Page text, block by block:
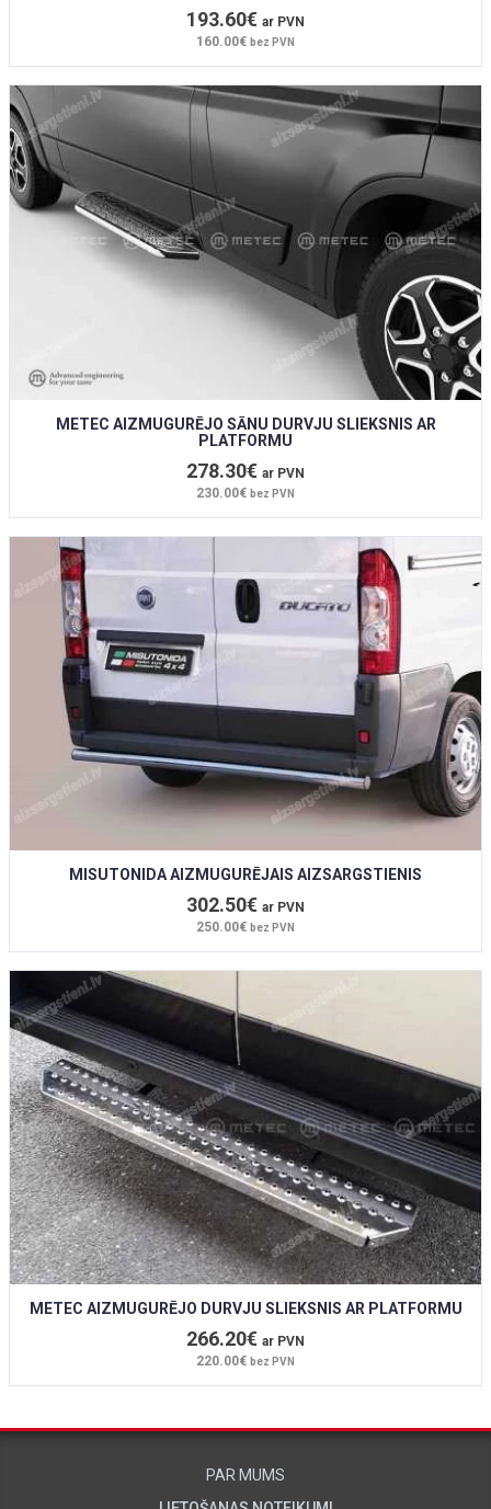
193.60€ ar PVN
160.00€ bez PVN
METEC AIZMUGURĒJO SĀNU DURVJU SLIEKSNIS AR
PLATFORMU
278.30€ ar PVN
230.00€ bez PVN
MISUTONIDA AIZMUGURĒJAIS AIZSARGSTIENIS
302.50€ ar PVN
250.00€ bez PVN
METEC AIZMUGURĒJO DURVJU SLIEKSNIS AR PLATFORMU
266.20€ ar PVN
220.00€ bez PVN
PAR MUMS